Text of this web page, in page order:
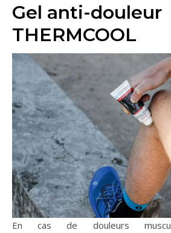
Gel anti-douleur
THERMCOOL
En cas de douleurs